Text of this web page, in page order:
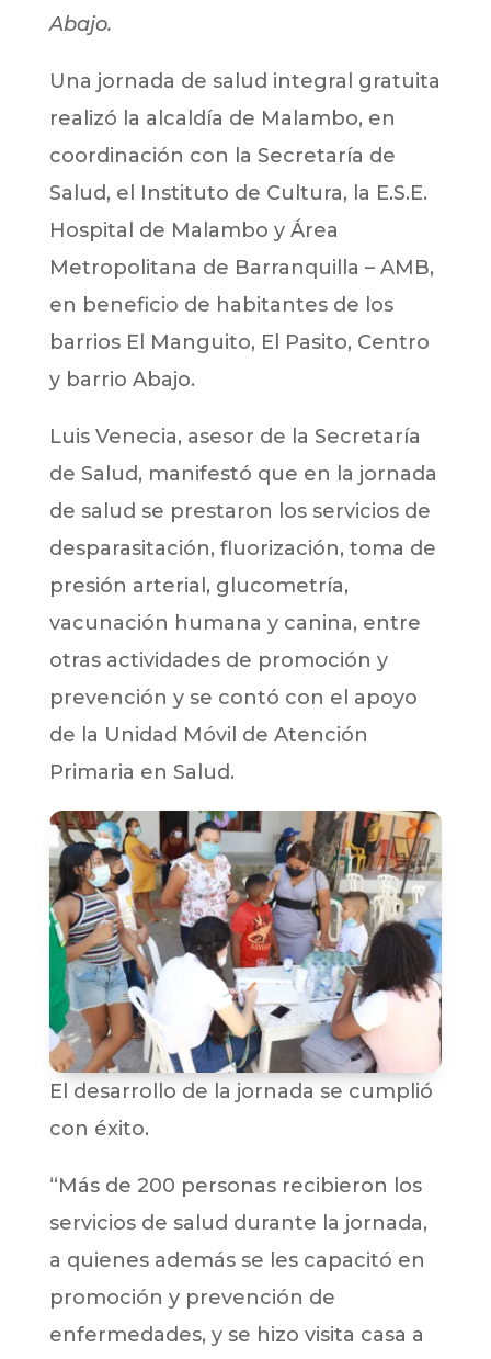
Abajo.
Una jornada de salud integral gratuita
realizó la alcaldía de Malambo, en
coordinación con la Secretaría de
Salud, el Instituto de Cultura, la E.S.E.
Hospital de Malambo y Área
Metropolitana de Barranquilla – AMB,
en beneficio de habitantes de los
barrios El Manguito, El Pasito, Centro
y barrio Abajo.
Luis Venecia, asesor de la Secretaría
de Salud, manifestó que en la jornada
de salud se prestaron los servicios de
desparasitación, fluorización, toma de
presión arterial, glucometría,
vacunación humana y canina, entre
otras actividades de promoción y
prevención y se contó con el apoyo
de la Unidad Móvil de Atención
Primaria en Salud.
El desarrollo de la jornada se cumplió
con éxito.
“Más de 200 personas recibieron los
servicios de salud durante la jornada,
a quienes además se les capacitó en
promoción y prevención de
enfermedades, y se hizo visita casa a